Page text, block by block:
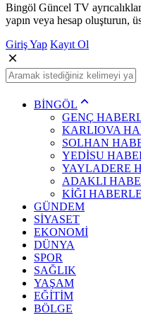
Bingöl Güncel TV
yapın veya hesap oluşturun,
Giriş Yap Kayıt Ol
BİNGÖL
GENÇ
KARLIOVA
SOLHAN
YEDİSU
YAYLADERE
ADAKLI
KİĞI
GÜNDEM
SİYASET
EKONOMİ
DÜNYA
SPOR
SAĞLIK
YAŞAM
EĞİTİM
BÖLGE